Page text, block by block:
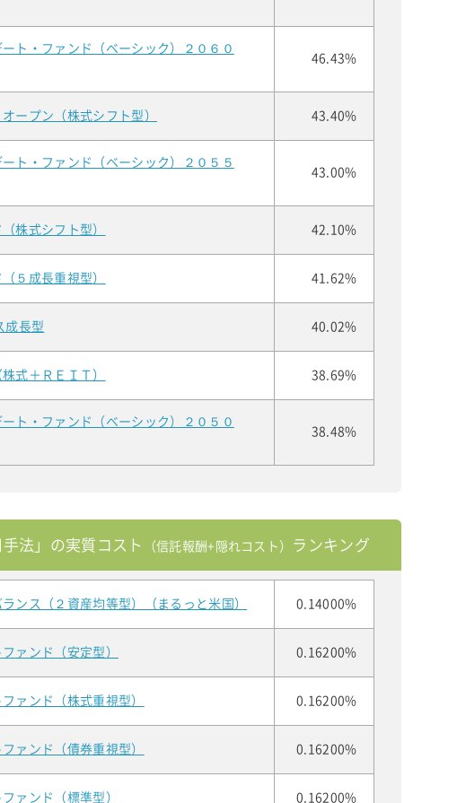
ト・ファンド（ベーシック）２０６０
46.43%
ープン（株式シフト型） 43.40%
ト・ファンド（ベーシック）２０５５
43.00%
株式シフト型） 42.10%
５成長重視型） 41.62%
成長型 40.02%
式＋ＲＥＩＴ） 38.69%
ト・ファンド（ベーシック）２０５０
38.48%
法」の実質コスト （信託報酬+隠れコスト） ランキング
ンス（２資産均等型）（まるっと米国） 0.14000%
ァンド（安定型） 0.16200%
ァンド（株式重視型） 0.16200%
ァンド（債券重視型） 0.16200%
ァンド（標準型） 0.16200%